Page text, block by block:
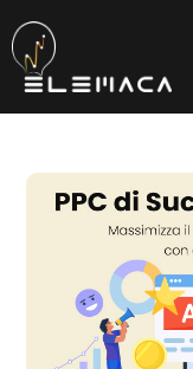
al
contenuto